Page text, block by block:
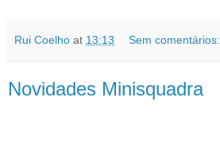
Rui Coelho at 13:13 Sem comentários:
Novidades Minisquadra